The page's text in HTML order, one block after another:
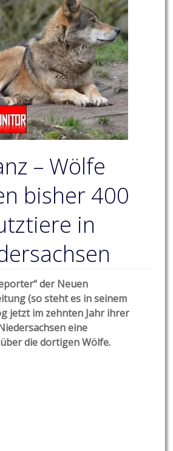
– Wölfe
bisher 400
in
der Neuen
(so steht es in seinem
jetzt im zehnten Jahr ihrer
eine
die dortigen Wölfe.